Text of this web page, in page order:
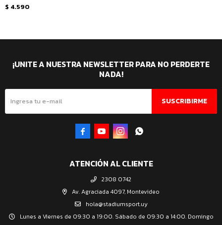
$ 4.590
ATENCIÓN AL CLIENTE
2308 0742
Av. Agraciada 4097, Montevideo
hola@stadiumsport.uy
Lunes a Viernes de 09:30 a 19:00. Sábado de 09:30 a 14:00. Domingo
¡UNITE A NUESTRA NEWSLETTER PARA NO PERDERTE
NADA!
SUSCRIBIRME
   